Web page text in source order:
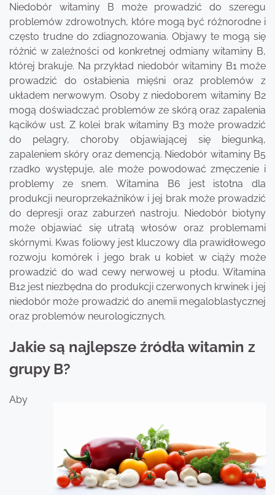
Niedobór witaminy B może prowadzić do szeregu
problemów zdrowotnych, które mogą być różnorodne i
często trudne do zdiagnozowania. Objawy te mogą się
różnić w zależności od konkretnej odmiany witaminy B,
której brakuje. Na przykład niedobór witaminy B1 może
prowadzić do osłabienia mięśni oraz problemów z
układem nerwowym. Osoby z niedoborem witaminy B2
mogą doświadczać problemów ze skórą oraz zapalenia
kącików ust. Z kolei brak witaminy B3 może prowadzić
do pelagry, choroby objawiającej się biegunką,
zapaleniem skóry oraz demencją. Niedobór witaminy B5
rzadko występuje, ale może powodować zmęczenie i
problemy ze snem. Witamina B6 jest istotna dla
produkcji neuroprzekaźników i jej brak może prowadzić
do depresji oraz zaburzeń nastroju. Niedobór biotyny
może objawiać się utratą włosów oraz problemami
skórnymi. Kwas foliowy jest kluczowy dla prawidłowego
rozwoju komórek i jego brak u kobiet w ciąży może
prowadzić do wad cewy nerwowej u płodu. Witamina
B12 jest niezbędna do produkcji czerwonych krwinek i jej
niedobór może prowadzić do anemii megaloblastycznej
oraz problemów neurologicznych.
Jakie są najlepsze źródła witamin z
grupy B?
Aby